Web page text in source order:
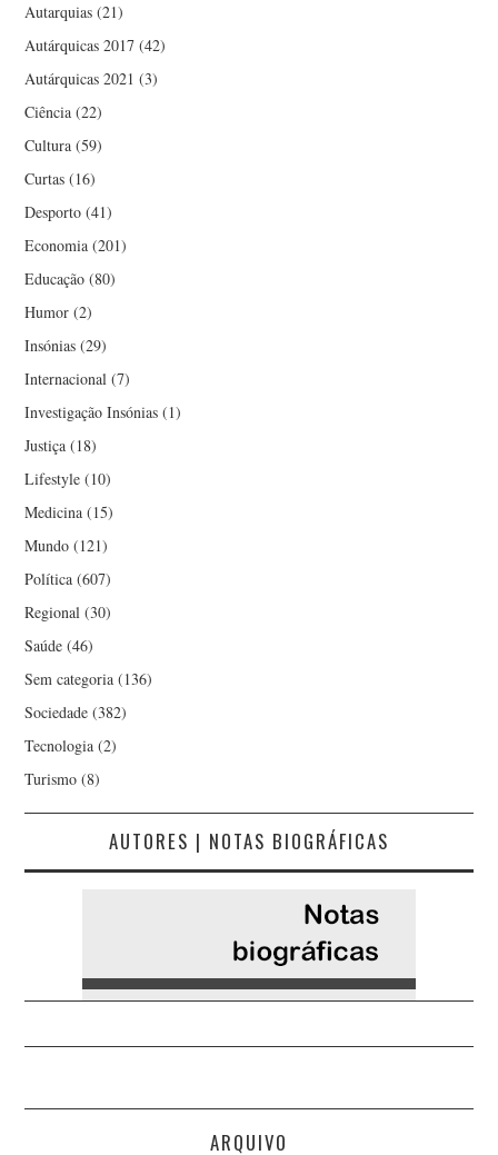
Autarquias (21)
Autárquicas 2017 (42)
Autárquicas 2021 (3)
Ciência (22)
Cultura (59)
Curtas (16)
Desporto (41)
Economia (201)
Educação (80)
Humor (2)
Insónias (29)
Internacional (7)
Investigação Insónias (1)
Justiça (18)
Lifestyle (10)
Medicina (15)
Mundo (121)
Política (607)
Regional (30)
Saúde (46)
Sem categoria (136)
Sociedade (382)
Tecnologia (2)
Turismo (8)
AUTORES | NOTAS BIOGRÁFICAS
ARQUIVO